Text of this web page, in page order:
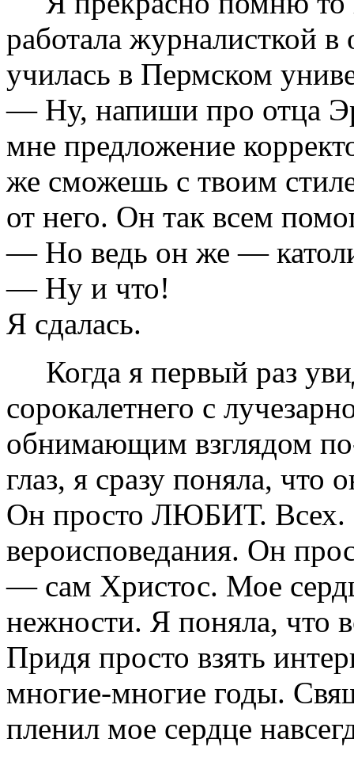
работала журналисткой в
училась в Пермском
— Ну, напиши про отца
мне предложение
же сможешь с твоим
от него. Он так всем
— Но ведь он же —
— Ну и что!
Я сдалась.
Когда я первый раз
сорокалетнего с
обнимающим взглядом
глаз, я сразу поняла, что
Он просто ЛЮБИТ. Всех.
вероисповедания. Он
— сам Христос. Мое
нежности. Я поняла, что
Придя просто взять
многие-многие годы.
пленил мое сердце